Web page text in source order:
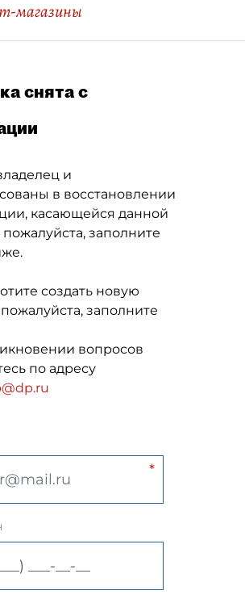
магазины
снята с
и
в восстановлении
касающейся данной
пожалуйста, заполните
создать новую
пожалуйста, заполните
вопросов
по адресу